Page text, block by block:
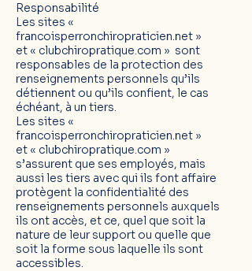
Responsabilité
Les sites «
francoisperronchiropraticien.net »
et « clubchiropratique.com » sont
responsables de la protection des
renseignements personnels qu’ils
détiennent ou qu’ils confient, le cas
échéant, à un tiers.
Les sites «
francoisperronchiropraticien.net »
et « clubchiropratique.com »
s’assurent que ses employés, mais
aussi les tiers avec qui ils font affaire
protègent la confidentialité des
renseignements personnels auxquels
ils ont accès, et ce, quel que soit la
nature de leur support ou quelle que
soit la forme sous laquelle ils sont
accessibles.